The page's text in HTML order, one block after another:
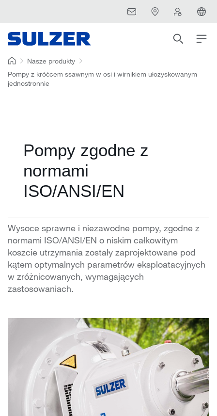
Nasze produkty
Pompy z króćcem ssawnym w osi i wirnikiem ułożyskowanym
jednostronnie
Pompy zgodne z
normami
ISO/ANSI/EN
Wysoce sprawne i niezawodne pompy, zgodne z
normami ISO/ANSI/EN o niskim całkowitym
koszcie utrzymania zostały zaprojektowane pod
kątem optymalnych parametrów eksploatacyjnych
w zróżnicowanych, wymagających
zastosowaniach.